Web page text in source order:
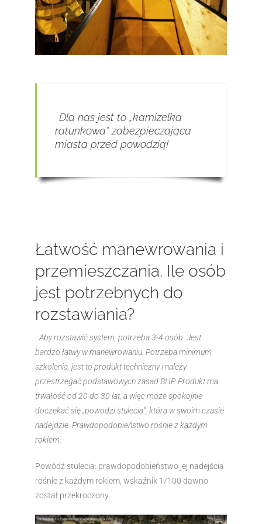
Dla nas jest to „kamizelka
ratunkowa” zabezpieczająca
miasta przed powodzią!
Łatwość manewrowania i
przemieszczania. Ile osób
jest potrzebnych do
rozstawiania?
Aby rozstawić system, potrzeba 3-4 osób. Jest
bardzo łatwy w manewrowaniu. Potrzeba minimum
szkolenia, jest to produkt techniczny i należy
przestrzegać podstawowych zasad BHP. Produkt ma
trwałość od 20 do 30 lat, a więc może spokojnie
doczekać się „powodzi stulecia”, która w swoim czasie
nadejdzie. Prawdopodobieństwo rośnie z każdym
rokiem.
Powódź stulecia: prawdopodobieństwo jej nadejścia
rośnie z każdym rokiem, wskaźnik 1/100 dawno
został przekroczony.